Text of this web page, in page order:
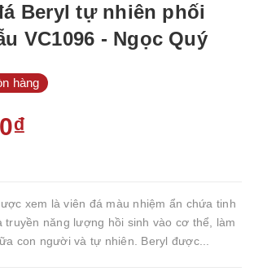
Beryl tự nhiên phối
VC1096 - Ngọc Quý
hàng
xem là viên đá màu nhiệm ẩn chứa tinh
truyền năng lượng hồi sinh vào cơ thể, làm
con người và tự nhiên. Beryl được...